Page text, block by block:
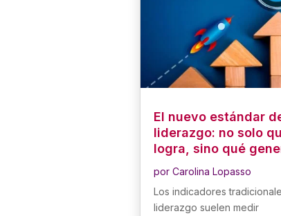
El nuevo estándar
liderazgo: no solo
logra, sino qué
por Carolina Lopasso
Los indicadores
liderazgo suelen medir